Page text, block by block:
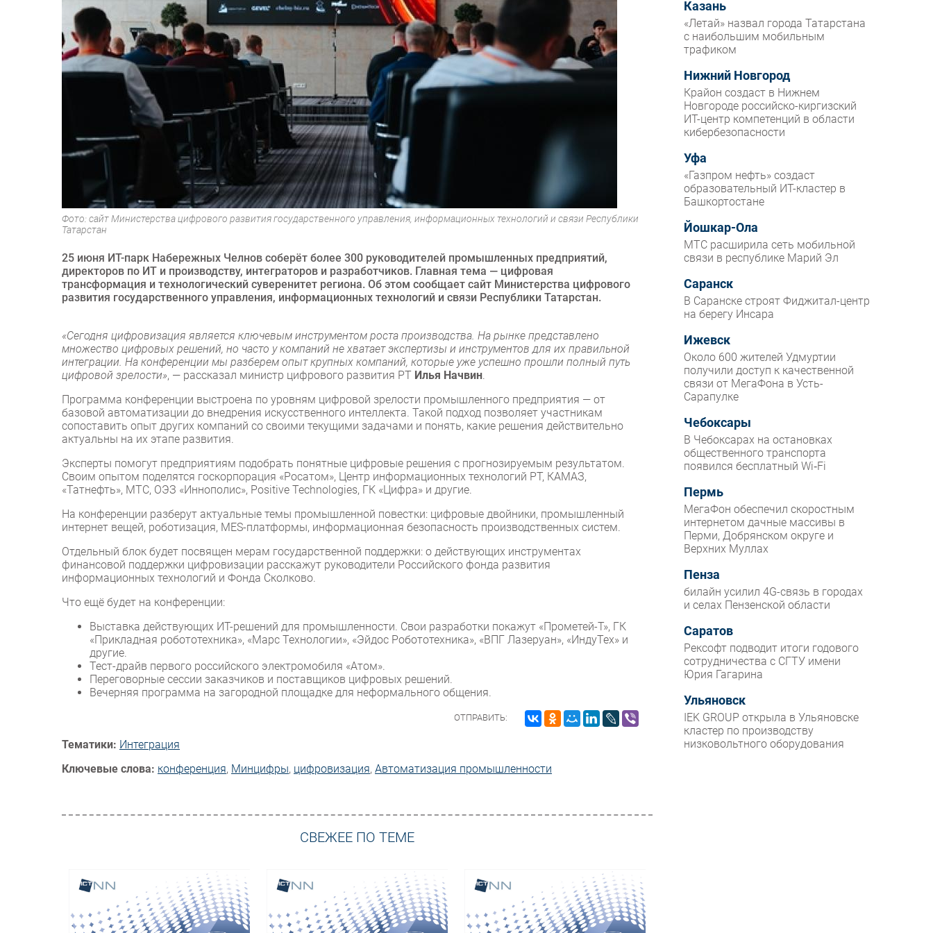
Фото: сайт Министерства цифрового развития государственного управления, информационных технологий и связи Республики
Татарстан
25 июня ИТ-парк Набережных Челнов соберёт более 300 руководителей промышленных предприятий,
директоров по ИТ и производству, интеграторов и разработчиков. Главная тема — цифровая
трансформация и технологический суверенитет региона. Об этом сообщает сайт Министерства цифрового
развития государственного управления, информационных технологий и связи Республики Татарстан.
«Сегодня цифровизация является ключевым инструментом роста производства. На рынке представлено
множество цифровых решений, но часто у компаний не хватает экспертизы и инструментов для их правильной
интеграции. На конференции мы разберем опыт крупных компаний, которые уже успешно прошли полный путь
цифровой зрелости», — рассказал министр цифрового развития РТ Илья Начвин.
Программа конференции выстроена по уровням цифровой зрелости промышленного предприятия — от
базовой автоматизации до внедрения искусственного интеллекта. Такой подход позволяет участникам
сопоставить опыт других компаний со своими текущими задачами и понять, какие решения действительно
актуальны на их этапе развития.
Эксперты помогут предприятиям подобрать понятные цифровые решения с прогнозируемым результатом.
Своим опытом поделятся госкорпорация «Росатом», Центр информационных технологий РТ, КАМАЗ,
«Татнефть», МТС, ОЭЗ «Иннополис», Positive Technologies, ГК «Цифра» и другие.
На конференции разберут актуальные темы промышленной повестки: цифровые двойники, промышленный
интернет вещей, роботизация, MES-платформы, информационная безопасность производственных систем.
Отдельный блок будет посвящен мерам государственной поддержки: о действующих инструментах
финансовой поддержки цифровизации расскажут руководители Российского фонда развития
информационных технологий и Фонда Сколково.
Что ещё будет на конференции:
Выставка действующих ИТ-решений для промышленности. Свои разработки покажут «Прометей-Т», ГК
«Прикладная робототехника», «Марс Технологии», «Эйдос Робототехника», «ВПГ Лазеруан», «ИндуТех» и
другие.
Тест-драйв первого российского электромобиля «Атом».
Переговорные сессии заказчиков и поставщиков цифровых решений.
Вечерняя программа на загородной площадке для неформального общения.
ОТПРАВИТЬ:
Тематики: Интеграция
Ключевые слова: конференция, Минцифры, цифровизация, Автоматизация промышленности
СВЕЖЕЕ ПО ТЕМЕ
Казань
«Летай» назвал города Татарстана
с наибольшим мобильным
трафиком
Нижний Новгород
Крайон создаст в Нижнем
Новгороде российско-киргизский
ИТ-центр компетенций в области
кибербезопасности
Уфа
«Газпром нефть» создаст
образовательный ИТ-кластер в
Башкортостане
Йошкар-Ола
МТС расширила сеть мобильной
связи в республике Марий Эл
Саранск
В Саранске строят Фиджитал-центр
на берегу Инсара
Ижевск
Около 600 жителей Удмуртии
получили доступ к качественной
связи от МегаФона в Усть-
Сарапулке
Чебоксары
В Чебоксарах на остановках
общественного транспорта
появился бесплатный Wi‑Fi
Пермь
МегаФон обеспечил скоростным
интернетом дачные массивы в
Перми, Добрянском округе и
Верхних Муллах
Пенза
билайн усилил 4G-связь в городах
и селах Пензенской области
Саратов
Рексофт подводит итоги годового
сотрудничества с СГТУ имени
Юрия Гагарина
Ульяновск
IEK GROUP открыла в Ульяновске
кластер по производству
низковольтного оборудования